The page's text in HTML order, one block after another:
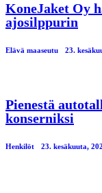
KoneJaket Oy
ajosilppurin
Elävä maaseutu 23.
Pienestä
konserniksi
Henkilöt 23. kesäkuuta,